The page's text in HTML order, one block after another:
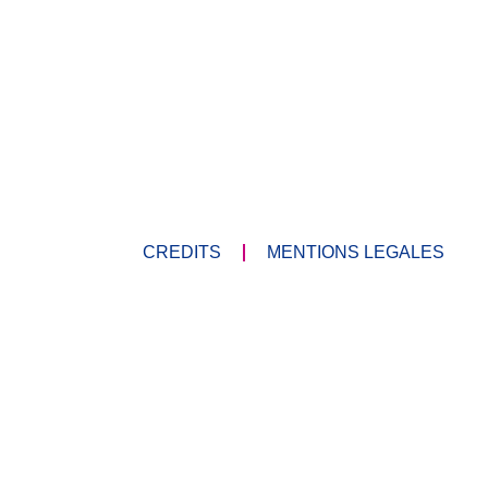
CREDITS MENTIONS LEGALES